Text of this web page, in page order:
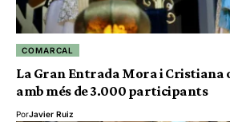
COMARCAL
La Gran Entrada Mora i
amb més de 3.000 participants
PorJavier Ruiz